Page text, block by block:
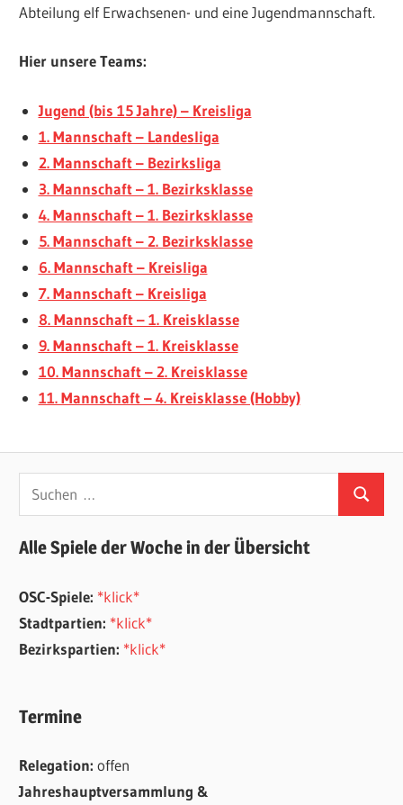
Abteilung elf Erwachsenen- und eine Jugendmannschaft.
Hier unsere Teams:
Jugend (bis 15 Jahre) – Kreisliga
1. Mannschaft – Landesliga
2. Mannschaft – Bezirksliga
3. Mannschaft – 1. Bezirksklasse
4. Mannschaft – 1. Bezirksklasse
5. Mannschaft – 2. Bezirksklasse
6. Mannschaft – Kreisliga
7. Mannschaft – Kreisliga
8. Mannschaft – 1. Kreisklasse
9. Mannschaft – 1. Kreisklasse
10. Mannschaft – 2. Kreisklasse
11. Mannschaft – 4. Kreisklasse (Hobby)
Suchen
nach:
Suchen
Alle Spiele der Woche in der Übersicht
OSC-Spiele: *klick*
Stadtpartien: *klick*
Bezirkspartien: *klick*
Termine
Relegation:offen
Jahreshauptversammlung &